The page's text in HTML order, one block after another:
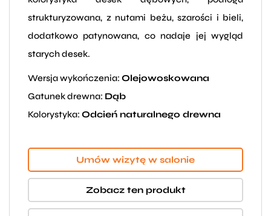
strukturyzowana, z nutami beżu, szarości i bieli,
dodatkowo patynowana, co nadaje jej wygląd
starych desek.
Wersja wykończenia: Olejowoskowana
Gatunek drewna: Dąb
Kolorystyka: Odcień naturalnego drewna
Umów wizytę w salonie
Zobacz ten produkt